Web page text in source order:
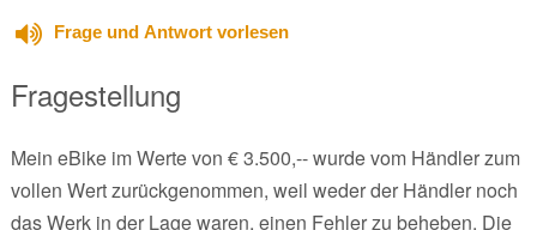
Frage und Antwort vorlesen
Fragestellung
Mein eBike im Werte von € 3.500,-- wurde vom Händler zum
vollen Wert zurückgenommen, weil weder der Händler noch
das Werk in der Lage waren, einen Fehler zu beheben. Die